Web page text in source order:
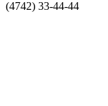
(4742) 33-44-44